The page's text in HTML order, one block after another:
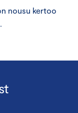
nousu kertoo